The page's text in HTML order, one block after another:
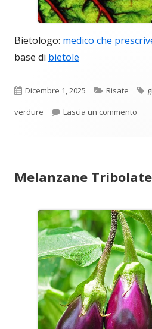
Bietologo: medico che
base di bietole
Pubblicato
Dicembre 1, 2025 Categorie
Risate
verdure
Lascia un commento
Melanzane Tribolate